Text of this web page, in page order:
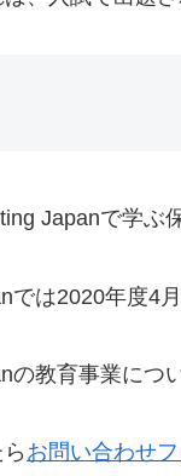
Japanで学ぶ
は2020年度4
教育事業につ
お問い合わせ